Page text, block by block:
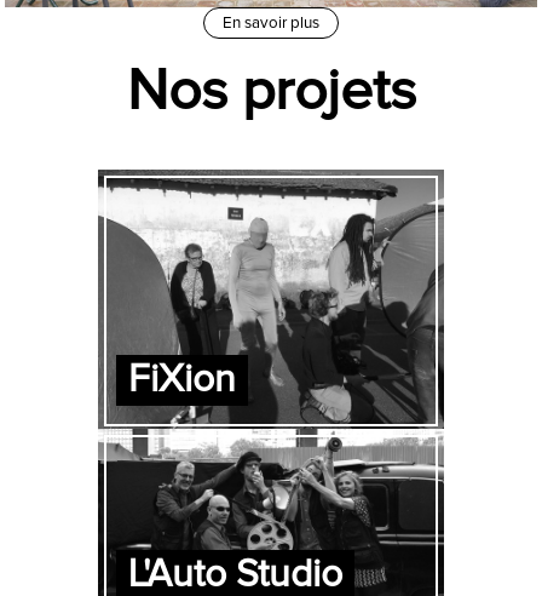
En savoir plus
Nos projets
FiXion
L'Auto Studio